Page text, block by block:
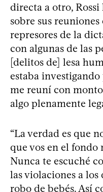
directa a otro,
sobre sus
represores de la
con algunas de las
[delitos de] lesa
estaba
me reuní con
algo plenamente
“La verdad es que
que vos en el
Nunca te escuché
las violaciones a los
robo de bebés. Así